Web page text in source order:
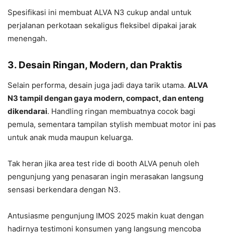
Spesifikasi ini membuat ALVA N3 cukup andal untuk
perjalanan perkotaan sekaligus fleksibel dipakai jarak
menengah.
3. Desain Ringan, Modern, dan Praktis
Selain performa, desain juga jadi daya tarik utama. ALVA
N3 tampil dengan gaya modern, compact, dan enteng
dikendarai. Handling ringan membuatnya cocok bagi
pemula, sementara tampilan stylish membuat motor ini pas
untuk anak muda maupun keluarga.
Tak heran jika area test ride di booth ALVA penuh oleh
pengunjung yang penasaran ingin merasakan langsung
sensasi berkendara dengan N3.
Antusiasme pengunjung IMOS 2025 makin kuat dengan
hadirnya testimoni konsumen yang langsung mencoba